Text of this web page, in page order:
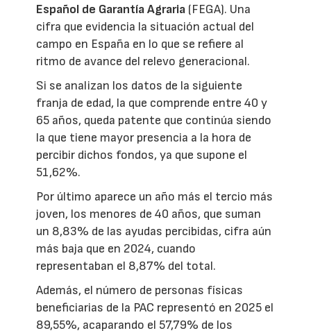
Español de Garantía Agraria (FEGA). Una
cifra que evidencia la situación actual del
campo en España en lo que se refiere al
ritmo de avance del relevo generacional.
Si se analizan los datos de la siguiente
franja de edad, la que comprende entre 40 y
65 años, queda patente que continúa siendo
la que tiene mayor presencia a la hora de
percibir dichos fondos, ya que supone el
51,62%.
Por último aparece un año más el tercio más
joven, los menores de 40 años, que suman
un 8,83% de las ayudas percibidas, cifra aún
más baja que en 2024, cuando
representaban el 8,87% del total.
Además, el número de personas físicas
beneficiarias de la PAC representó en 2025 el
89,55%, acaparando el 57,79% de los